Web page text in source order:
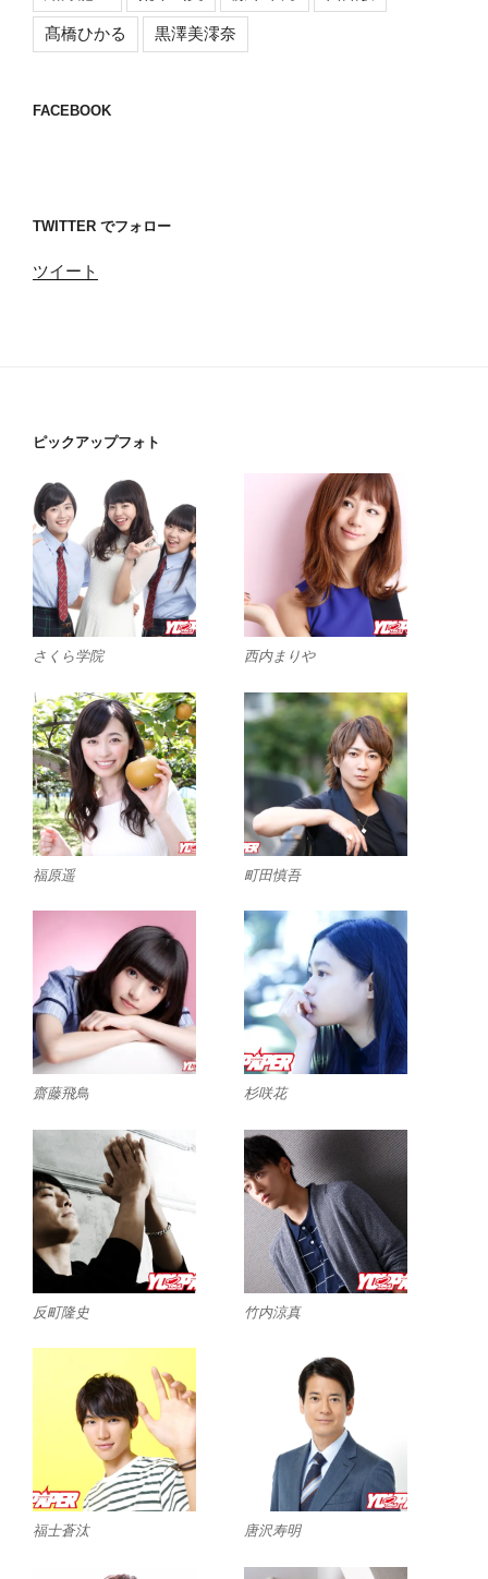
髙橋ひかる 黒澤美澪奈
FACEBOOK
TWITTER でフォロー
ツイート
ピックアップフォト
さくら学院 西内まりや
福原遥 町田慎吾
齋藤飛鳥 杉咲花
反町隆史 竹内涼真
福士蒼汰 唐沢寿明